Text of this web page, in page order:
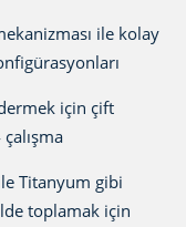
ile kolay
için çift
Titanyum gibi
toplamak için